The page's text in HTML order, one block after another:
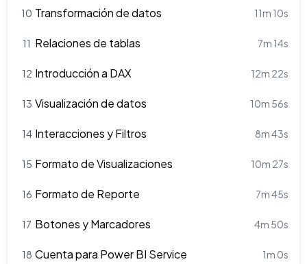
10 Transformación de datos 11m 10s
11 Relaciones de tablas 7m 14s
12 Introducción a DAX 12m 22s
13 Visualización de datos 10m 56s
14 Interacciones y Filtros 8m 43s
15 Formato de Visualizaciones 10m 27s
16 Formato de Reporte 7m 45s
17 Botones y Marcadores 4m 50s
18 Cuenta para Power BI Service 1m 0s